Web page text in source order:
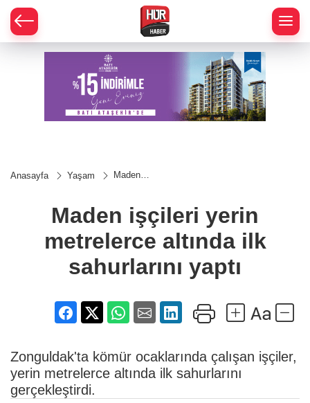
Anasayfa Yaşam
Maden
metrelerce
altında ilk
sahurlarını
yaptı
Maden işçileri yerin
metrelerce altında ilk
sahurlarını yaptı
Zonguldak'ta kömür ocaklarında çalışan işçiler,
yerin metrelerce altında ilk sahurlarını
gerçekleştirdi.